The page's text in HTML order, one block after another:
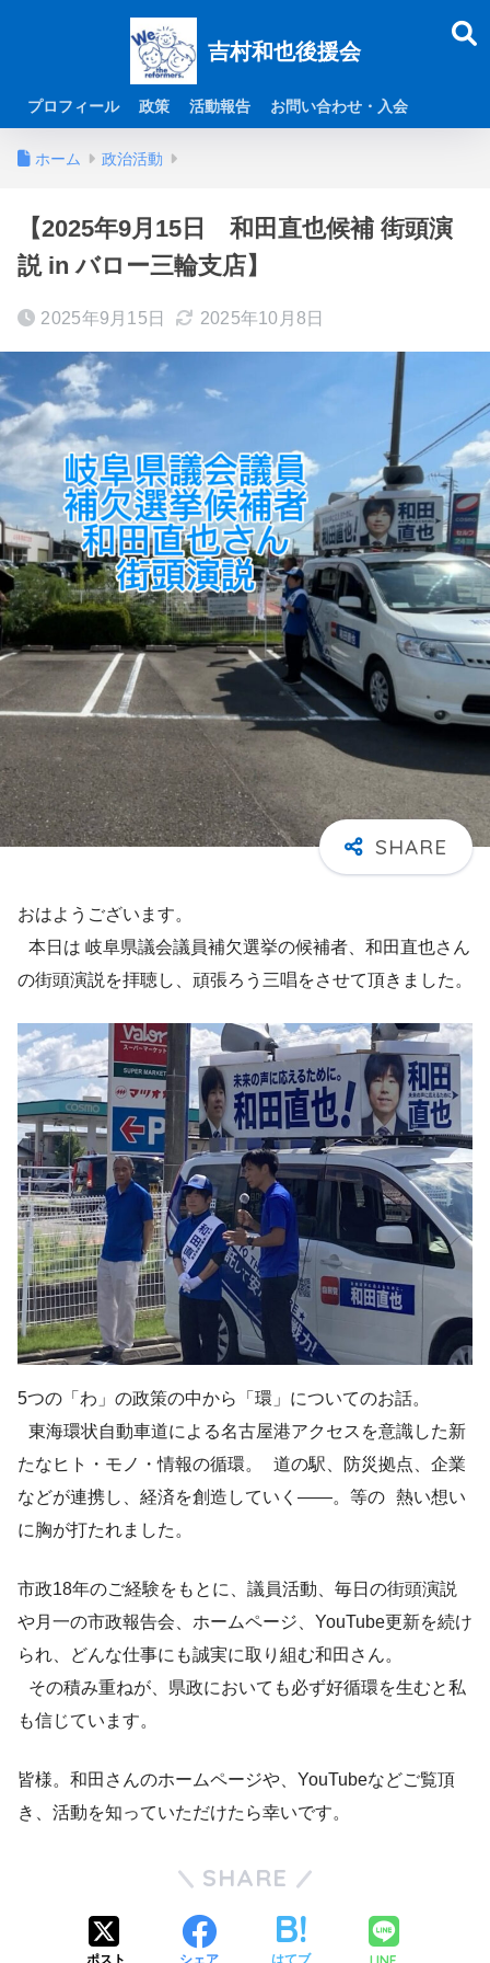
吉村和也後援会
プロフィール 政策 活動報告 お問い合わせ・入会
ホーム 政治活動
【2025年9月15日 和田直也候補 街頭演
説 in バロー三輪支店】
2025年9月15日 2025年10月8日
おはようございます。
本日は 岐阜県議会議員補欠選挙の候補者、和田直也さん
の街頭演説を拝聴し、頑張ろう三唱をさせて頂きました。
5つの「わ」の政策の中から「環」についてのお話。
東海環状自動車道による名古屋港アクセスを意識した新
たなヒト・モノ・情報の循環。 道の駅、防災拠点、企業
などが連携し、経済を創造していく——。等の 熱い想い
に胸が打たれました。
市政18年のご経験をもとに、議員活動、毎日の街頭演説
や月一の市政報告会、ホームページ、YouTube更新を続け
られ、どんな仕事にも誠実に取り組む和田さん。
その積み重ねが、県政においても必ず好循環を生むと私
も信じています。
皆様。和田さんのホームページや、YouTubeなどご覧頂
き、活動を知っていただけたら幸いです。
SHARE
ポスト シェア はてブ